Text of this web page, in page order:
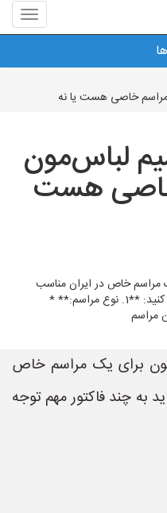
منوی
سایت
آرا
خاصی هست یا نه
لباس‌مون
هست
مراسم خاص در ایران مناسب
هست یا نه، باید به چند فاکتور مهم توجه کنید: **1. نوع مراسم:** *
مراسم
برای یک مراسم خاص
به چند فاکتور مهم توجه